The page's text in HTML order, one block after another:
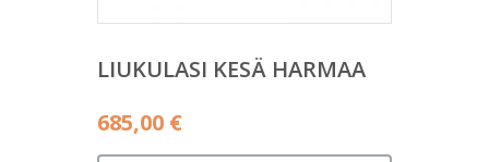
LIUKULASI KESÄ HARMAA
685,00 €